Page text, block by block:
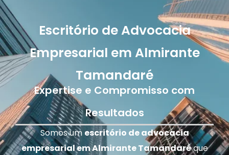
Escritório de Advocacia
Empresarial em Almirante
Tamandaré
Expertise e Compromisso com
Resultados
Somos um escritório de advocacia
empresarial em Almirante Tamandaréque